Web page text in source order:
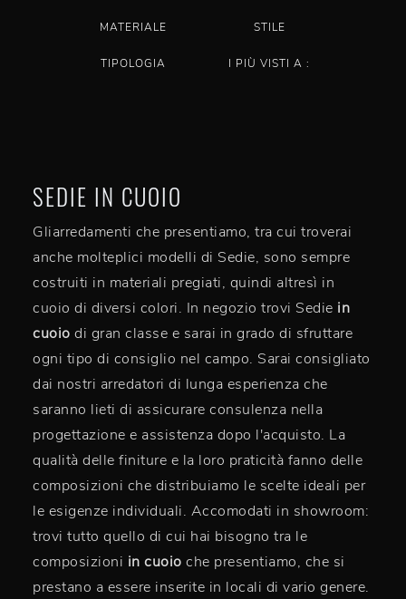
MATERIALE STILE
TIPOLOGIA I PIÙ VISTI A :
SEDIE IN CUOIO
Gliarredamenti che presentiamo, tra cui troverai
anche molteplici modelli di Sedie, sono sempre
costruiti in materiali pregiati, quindi altresì in
cuoio di diversi colori. In negozio trovi Sedie in
cuoio di gran classe e sarai in grado di sfruttare
ogni tipo di consiglio nel campo. Sarai consigliato
dai nostri arredatori di lunga esperienza che
saranno lieti di assicurare consulenza nella
progettazione e assistenza dopo l'acquisto. La
qualità delle finiture e la loro praticità fanno delle
composizioni che distribuiamo le scelte ideali per
le esigenze individuali. Accomodati in showroom:
trovi tutto quello di cui hai bisogno tra le
composizioni in cuoio che presentiamo, che si
prestano a essere inserite in locali di vario genere.